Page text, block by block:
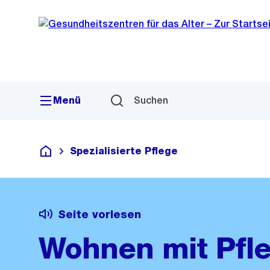
Navigation
Sprunglink
Menü Suchen
Gesundheitszentren für das Alter
Spezialisierte Pflege
Seite vorlesen
Wohnen mit